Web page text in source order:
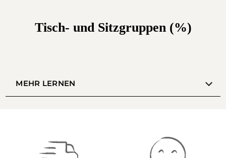
Tisch- und Sitzgruppen (%)
MEHR LERNEN